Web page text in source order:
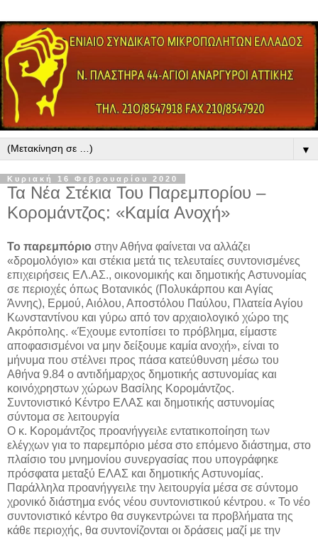
▼
Κυριακή 16 Φεβρουαρίου 2020
Τα Νέα Στέκια Του Παρεμπορίου –
Κορομάντζος: «Καμία Ανοχή»
Το παρεμπόριο στην Αθήνα φαίνεται να αλλάζει
«δρομολόγιο» και στέκια μετά τις τελευταίες συντονισμένες
επιχειρήσεις ΕΛ.ΑΣ., οικονομικής και δημοτικής Αστυνομίας
σε περιοχές όπως Βοτανικός (Πολυκάρπου και Αγίας
Άννης), Ερμού, Αιόλου, Αποστόλου Παύλου, Πλατεία Αγίου
Κωνσταντίνου και γύρω από τον αρχαιολογικό χώρο της
Ακρόπολης. «Έχουμε εντοπίσει το πρόβλημα, είμαστε
αποφασισμένοι να μην δείξουμε καμία ανοχή», είναι το
μήνυμα που στέλνει προς πάσα κατεύθυνση μέσω του
Αθήνα 9.84 ο αντιδήμαρχος δημοτικής αστυνομίας και
κοινόχρηστων χώρων Βασίλης Κορομάντζος.
Συντονιστικό Κέντρο ΕΛΑΣ και δημοτικής αστυνομίας
σύντομα σε λειτουργία
Ο κ. Κορομάντζος προανήγγειλε εντατικοποίηση των
ελέγχων για το παρεμπόριο μέσα στο επόμενο διάστημα, στο
πλαίσιο του μνημονίου συνεργασίας που υπογράφηκε
πρόσφατα μεταξύ ΕΛΑΣ και δημοτικής Αστυνομίας.
Παράλληλα προανήγγειλε την λειτουργία μέσα σε σύντομο
χρονικό διάστημα ενός νέου συντονιστικού κέντρου. « Το νέο
συντονιστικό κέντρο θα συγκεντρώνει τα προβλήματα της
κάθε περιοχής, θα συντονίζονται οι δράσεις μαζί με την